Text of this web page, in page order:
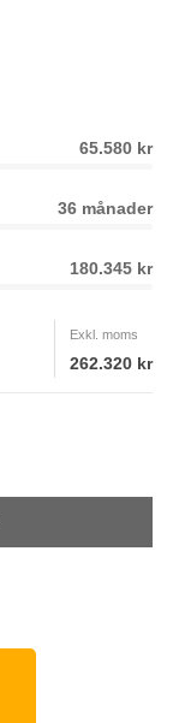
65.580 kr
36 månader
180.345 kr
Exkl. moms
262.320 kr